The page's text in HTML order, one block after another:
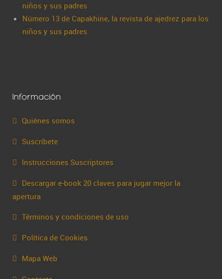
niños y sus padres
Número 13 de Capakhine, la revista de ajedrez para los
niños y sus padres
Información
Quiénes somos
Suscríbete
Instrucciones Suscriptores
Descargar e-book 20 claves para jugar mejor la
apertura
Términos y condiciones de uso
Política de Cookies
Mapa Web